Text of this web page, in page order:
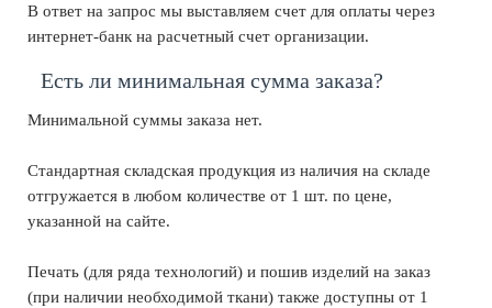
В ответ на запрос мы выставляем счет для оплаты через
интернет-банк на расчетный счет организации.
Есть ли минимальная сумма заказа?
Минимальной суммы заказа нет.
Стандартная складская продукция из наличия на складе
отгружается в любом количестве от 1 шт. по цене,
указанной на сайте.
Печать (для ряда технологий) и пошив изделий на заказ
(при наличии необходимой ткани) также доступны от 1